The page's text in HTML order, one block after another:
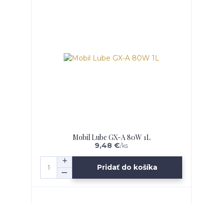
Mobil Lube GX-A 80W 1L
9,48 €/ks
Pridať do košíka